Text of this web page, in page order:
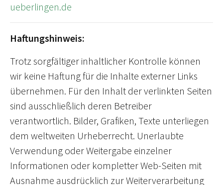
ueberlingen.de
Haftungshinweis:
Trotz sorgfältiger inhaltlicher Kontrolle können
wir keine Haftung für die Inhalte externer Links
übernehmen. Für den Inhalt der verlinkten Seiten
sind ausschließlich deren Betreiber
verantwortlich. Bilder, Grafiken, Texte unterliegen
dem weltweiten Urheberrecht. Unerlaubte
Verwendung oder Weitergabe einzelner
Informationen oder kompletter Web-Seiten mit
Ausnahme ausdrücklich zur Weiterverarbeitung